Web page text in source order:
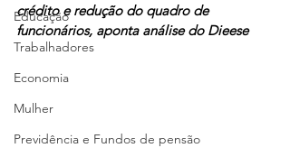
Educação
Trabalhadores
Economia
Mulher
Previdência e Fundos de pensão
crédito e redução do quadro de
funcionários, aponta análise do Dieese